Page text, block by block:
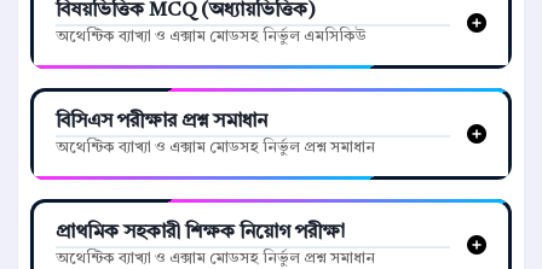
বিষয়ভিত্তিক MCQ (অধ্যায়ভিত্তিক)
অথেন্টিক ব্যাখ্যা ও এক্সাম মোডসহ নির্ভুল এমসিকিউ
বিসিএস পরীক্ষার প্রশ্ন সমাধান
অথেন্টিক ব্যাখ্যা ও এক্সাম মোডসহ নির্ভুল প্রশ্ন সমাধান
প্রাথমিক সহকারী শিক্ষক নিয়োগ পরীক্ষা
অথেন্টিক ব্যাখ্যা ও এক্সাম মোডসহ নির্ভুল প্রশ্ন সমাধান